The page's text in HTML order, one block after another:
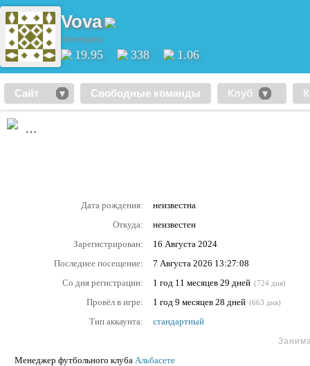
Vova
Менеджер
19.95 338 1.06
Сайт Свободные команды Клуб
…
Дата рождения:
неизвестна
Откуда:
неизвестен
Зарегистрирован:
16 Августа 2024
Последнее посещение:
7 Августа 2026 13:27:08
Со дня регистрации:
1 год 11 месяцев 29 дней (724 дня)
Провёл в игре: 1 год 9 месяцев 28 дней (663 дня)
Тип аккаунта: стандартный
Менеджер футбольного клуба Альбасете